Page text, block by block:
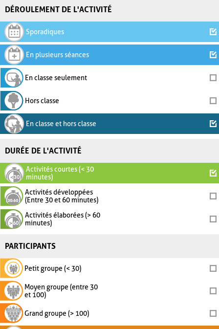
DÉROULEMENT DE L'ACTIVITÉ
Sporadiques
En plusieurs séances
En classe seulement
Hors classe
En classe et hors classe
DURÉE DE L'ACTIVITÉ
Activités courtes (< 30
minutes)
Activités développées
(Entre 30 et 60 minutes)
Activités élaborées (> 60
minutes)
PARTICIPANTS
Petit groupe (< 30)
Moyen groupe (entre 30
et 100)
Grand groupe (> 100)